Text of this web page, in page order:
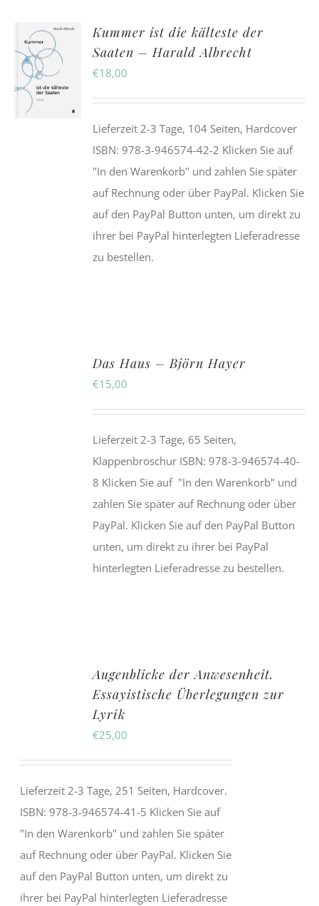
Kummer ist die kälteste der
Saaten – Harald Albrecht
€18,00
Lieferzeit 2-3 Tage, 104 Seiten, Hardcover
ISBN: 978-3-946574-42-2 Klicken Sie auf
"In den Warenkorb" und zahlen Sie später
auf Rechnung oder über PayPal. Klicken Sie
auf den PayPal Button unten, um direkt zu
ihrer bei PayPal hinterlegten Lieferadresse
zu bestellen.
Das Haus – Björn Hayer
€15,00
Lieferzeit 2-3 Tage, 65 Seiten,
Klappenbroschur ISBN:978-3-946574-40-
8 Klicken Sie auf "In den Warenkorb" und
zahlen Sie später auf Rechnung oder über
PayPal. Klicken Sie auf den PayPal Button
unten, um direkt zu ihrer bei PayPal
hinterlegten Lieferadresse zu bestellen.
Augenblicke der Anwesenheit.
Essayistische Überlegungen zur
Lyrik
€25,00
Lieferzeit 2-3 Tage, 251 Seiten, Hardcover.
ISBN:978-3-946574-41-5 Klicken Sie auf
"In den Warenkorb" und zahlen Sie später
auf Rechnung oder über PayPal. Klicken Sie
auf den PayPal Button unten, um direkt zu
ihrer bei PayPal hinterlegten Lieferadresse